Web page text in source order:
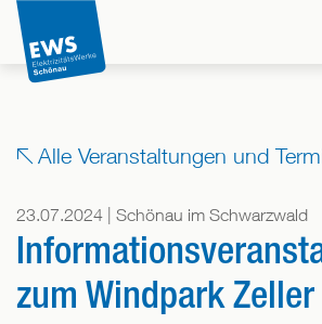
Direkt
zum
Inhalt
Alle Veranstaltungen und
23.07.2024 | Schönau im Schwarzwald
zum Windpark